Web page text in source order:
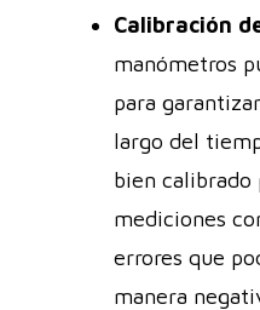
Calibración
manómetros
para
largo del
bien calibrado
mediciones
errores que
manera